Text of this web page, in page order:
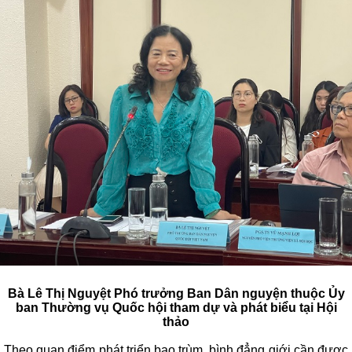
Bà Lê Thị Nguyệt Phó trưởng Ban Dân nguyện thuộc Ủy
ban Thường vụ Quốc hội tham dự và phát biểu tại Hội
thảo